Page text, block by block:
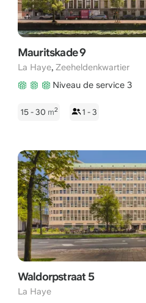
Mauritskade 9
La Haye, Zeeheldenkwartier
Niveau de service 3
15 - 30 m2 1 - 3
Waldorpstraat 5
La Haye